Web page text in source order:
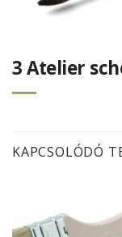
3 Atelier
KAPCSOLÓDÓ